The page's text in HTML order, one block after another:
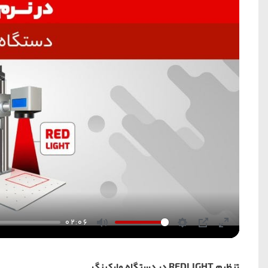
02:06
Mute Settings
PIP Enter